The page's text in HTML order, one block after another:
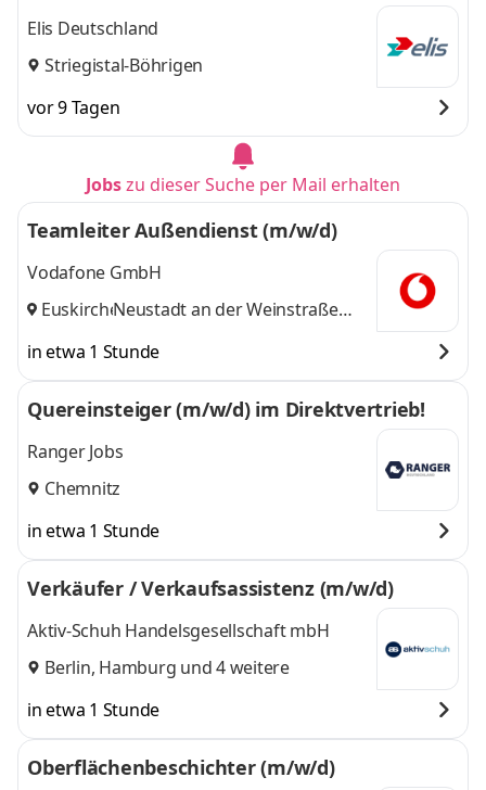
Elis Deutschland
Striegistal-Böhrigen
vor 9 Tagen
Jobszu dieser Suche per Mail erhalten
Teamleiter Außendienst (m/w/d)
Vodafone GmbH
Euskirchen,
Neustadt an der Weinstraße
in etwa 1 Stunde
Quereinsteiger (m/w/d) im Direktvertrieb!
Ranger Jobs
Chemnitz
in etwa 1 Stunde
Verkäufer / Verkaufsassistenz (m/w/d)
Aktiv-Schuh Handelsgesellschaft mbH
Berlin, Hamburg und 4 weitere
in etwa 1 Stunde
Oberflächenbeschichter (m/w/d)